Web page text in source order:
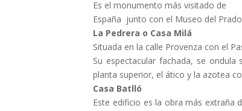
Es el monumento más visitado de
España junto con el Museo del
La Pedrera o Casa Milá
Situada en la calle Provenza con el
Su espectacular fachada, se
planta superior, el ático y la azotea
Casa Batlló
Este edificio es la obra más extraña